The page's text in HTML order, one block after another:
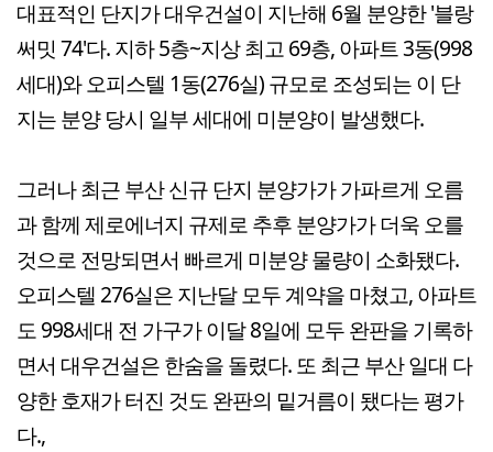
대표적인 단지가 대우건설이 지난해 6월 분양한 '블랑
써밋 74'다. 지하 5층~지상 최고 69층, 아파트 3동(998
세대)와 오피스텔 1동(276실) 규모로 조성되는 이 단
지는 분양 당시 일부 세대에 미분양이 발생했다.
그러나 최근 부산 신규 단지 분양가가 가파르게 오름
과 함께 제로에너지 규제로 추후 분양가가 더욱 오를
것으로 전망되면서 빠르게 미분양 물량이 소화됐다.
오피스텔 276실은 지난달 모두 계약을 마쳤고, 아파트
도 998세대 전 가구가 이달 8일에 모두 완판을 기록하
면서 대우건설은 한숨을 돌렸다. 또 최근 부산 일대 다
양한 호재가 터진 것도 완판의 밑거름이 됐다는 평가
다.,